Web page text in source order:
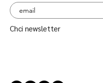
Chci newsletter